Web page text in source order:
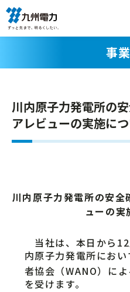
事
川内原子力発電所の
アレビューの実施に
川内原子力発電所の安全
ューの実
当社は、本日から
内原子力発電所にお
者協会（WANO）に
を受けます。